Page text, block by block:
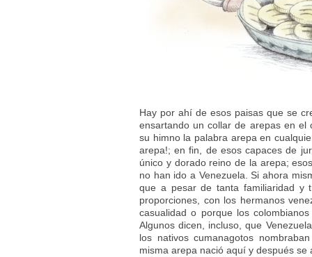
Hay por ahí de esos paisas que se
ensartando un collar de arepas en
su himno la palabra arepa en
arepa!; en fin, de esos capaces de
único y dorado reino de la arepa;
no han ido a Venezuela. Si ahora
que a pesar de tanta familiaridad y
proporciones, con los hermanos
casualidad o porque los
Algunos dicen, incluso, que
los nativos cumanagotos
misma arepa nació aquí y después se